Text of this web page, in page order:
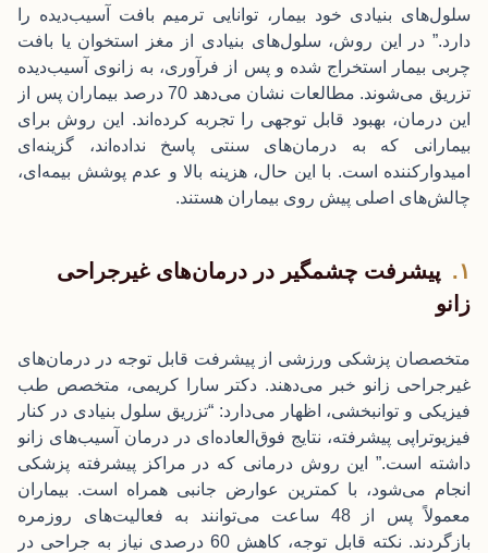
سلول‌های بنیادی خود بیمار، توانایی ترمیم بافت آسیب‌دیده را
دارد.” در این روش، سلول‌های بنیادی از مغز استخوان یا بافت
چربی بیمار استخراج شده و پس از فرآوری، به زانوی آسیب‌دیده
تزریق می‌شوند. مطالعات نشان می‌دهد 70 درصد بیماران پس از
این درمان، بهبود قابل توجهی را تجربه کرده‌اند. این روش برای
بیمارانی که به درمان‌های سنتی پاسخ نداده‌اند، گزینه‌ای
امیدوارکننده است. با این حال، هزینه بالا و عدم پوشش بیمه‌ای،
چالش‌های اصلی پیش روی بیماران هستند.
پیشرفت چشمگیر در درمان‌های غیرجراحی
زانو
متخصصان پزشکی ورزشی از پیشرفت قابل توجه در درمان‌های
غیرجراحی زانو خبر می‌دهند. دکتر سارا کریمی، متخصص طب
فیزیکی و توانبخشی، اظهار می‌دارد: “تزریق سلول بنیادی در کنار
فیزیوتراپی پیشرفته، نتایج فوق‌العاده‌ای در درمان آسیب‌های زانو
داشته است.” این روش درمانی که در مراکز پیشرفته پزشکی
انجام می‌شود، با کمترین عوارض جانبی همراه است. بیماران
معمولاً پس از 48 ساعت می‌توانند به فعالیت‌های روزمره
بازگردند. نکته قابل توجه، کاهش 60 درصدی نیاز به جراحی در